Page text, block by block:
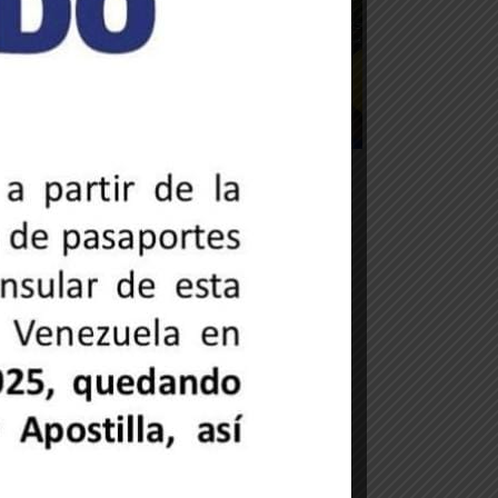
DE LA EMBAJADA
Trómpiz participa en
conmemorativos por los 216
del Primer Grito Libertario de
de mayo de 2025
TRÁMITES
Actuaciones notariales